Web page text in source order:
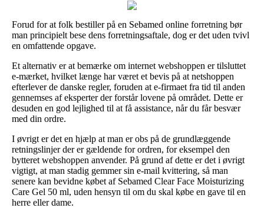
Forud for at folk bestiller på en Sebamed online forretning bør
man principielt bese dens forretningsaftale, dog er det uden tvivl
en omfattende opgave.
Et alternativ er at bemærke om internet webshoppen er tilsluttet
e-mærket, hvilket længe har været et bevis på at netshoppen
efterlever de danske regler, foruden at e-firmaet fra tid til anden
gennemses af eksperter der forstår lovene på området. Dette er
desuden en god lejlighed til at få assistance, når du får besvær
med din ordre.
I øvrigt er det en hjælp at man er obs på de grundlæggende
retningslinjer der er gældende for ordren, for eksempel den
bytteret webshoppen anvender. På grund af dette er det i øvrigt
vigtigt, at man stadig gemmer sin e-mail kvittering, så man
senere kan bevidne købet af Sebamed Clear Face Moisturizing
Care Gel 50 ml, uden hensyn til om du skal købe en gave til en
herre eller dame.